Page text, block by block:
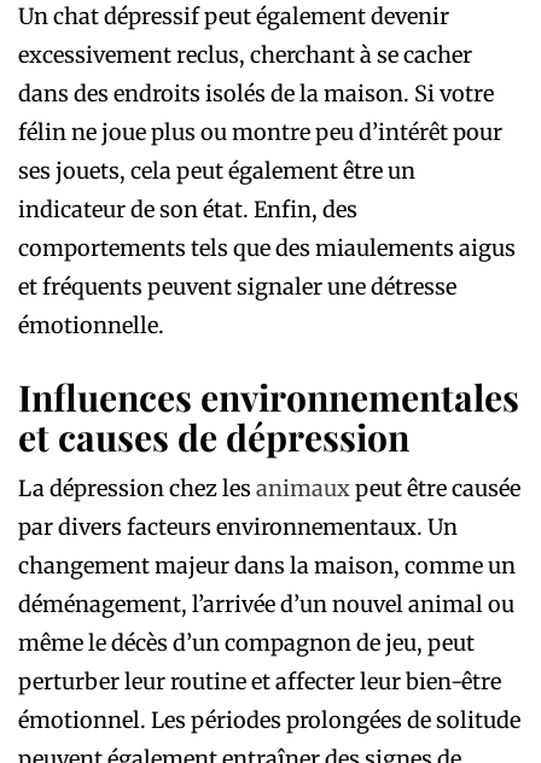
Un chat dépressif peut également devenir
excessivement reclus, cherchant à se cacher
dans des endroits isolés de la maison. Si votre
félin ne joue plus ou montre peu d’intérêt pour
ses jouets, cela peut également être un
indicateur de son état. Enfin, des
comportements tels que des miaulements aigus
et fréquents peuvent signaler une détresse
émotionnelle.
Influences environnementales
et causes de dépression
La dépression chez les animauxpeut être causée
par divers facteurs environnementaux. Un
changement majeur dans la maison, comme un
déménagement, l’arrivée d’un nouvel animal ou
même le décès d’un compagnon de jeu, peut
perturber leur routine et affecter leur bien-être
émotionnel. Les périodes prolongées de solitude